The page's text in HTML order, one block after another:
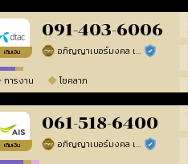
เติมเงิน
091-403-6006
อภิญญาเบอร์มงคล เบอร์สวยเลขศาสตร์ ร้านยืนยันแล้ว
การงาน โชคลาภ
เติมเงิน
061-518-6400
อภิญญาเบอร์มงคล เบอร์สวยเลขศาสตร์ ร้านยืนยันแล้ว